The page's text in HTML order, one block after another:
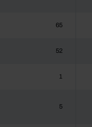
65
52
1
5